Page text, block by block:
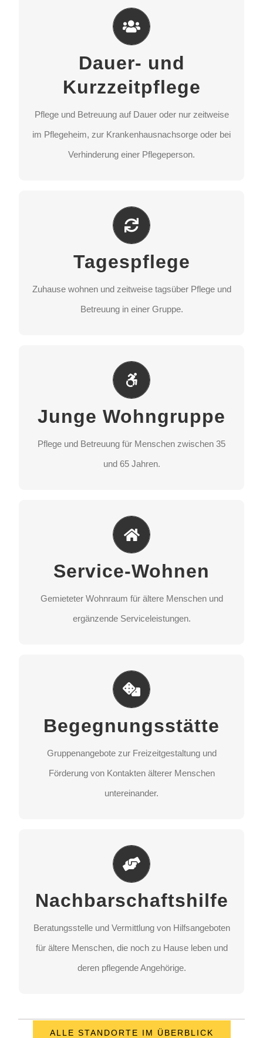
Dauer- und
Kurzzeitpflege
Pflege und Betreuung auf Dauer oder nur zeitweise
im Pflegeheim, zur Krankenhausnachsorge oder bei
Verhinderung einer Pflegeperson.
Dauer- und Kurzzeitpflege
Pflege und Betreuung auf Dauer oder nur zeitweise
im Pflegeheim, zur Krankenhausnachsorge oder bei
Verhinderung einer Pflegeperson.
STANDORT AUSWÄHLEN
Tagespflege
Zuhause wohnen und zeitweise tagsüber Pflege und
Betreuung in einer Gruppe.
Tagespflege
Zuhause wohnen und zeitweise tagsüber Pflege und
Betreuung in einer Gruppe.
STANDORT AUSWÄHLEN
Junge Wohngruppe
Pflege und Betreuung für Menschen zwischen 35
und 65 Jahren.
Junge Wohngruppe
Pflege und Betreuung für Menschen zwischen 35
und 65 Jahren.
STANDORT AUSWÄHLEN
Service-Wohnen
Gemieteter Wohnraum für ältere Menschen und
ergänzende Serviceleistungen.
Service-Wohnen
Gemieteter Wohnraum für ältere Menschen und
ergänzende Serviceleistungen.
STANDORT AUSWÄHLEN
Begegnungsstätte
Gruppenangebote zur Freizeitgestaltung und
Förderung von Kontakten älterer Menschen
untereinander.
Begegnungsstätte
Gruppenangebote zur Freizeitgestaltung und
Förderung von Kontakten älterer Menschen
STANDORT AUSWÄHLEN
Nachbarschaftshilfe
Beratungsstelle und Vermittlung von Hilfsangeboten
für ältere Menschen, die noch zu Hause leben und
deren pflegende Angehörige.
Nachbarschaftshilfe
Beratungsstelle und Vermittlung von Hilfsangeboten
für ältere Menschen, die noch zu Hause leben und
STANDORT AUSWÄHLEN
ALLE STANDORTE IM ÜBERBLICK